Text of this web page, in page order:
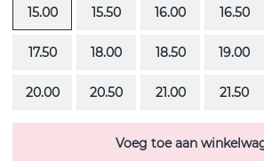
15.00 15.50 16.00 16.50
17.50 18.00 18.50 19.00
20.00 20.50 21.00 21.50
Voeg toe aan